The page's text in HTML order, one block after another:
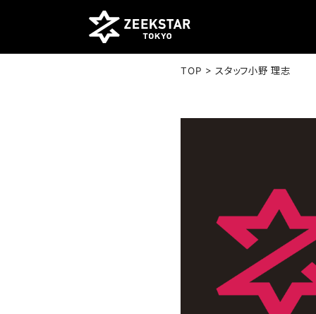
TOP > スタッフ小野 理志